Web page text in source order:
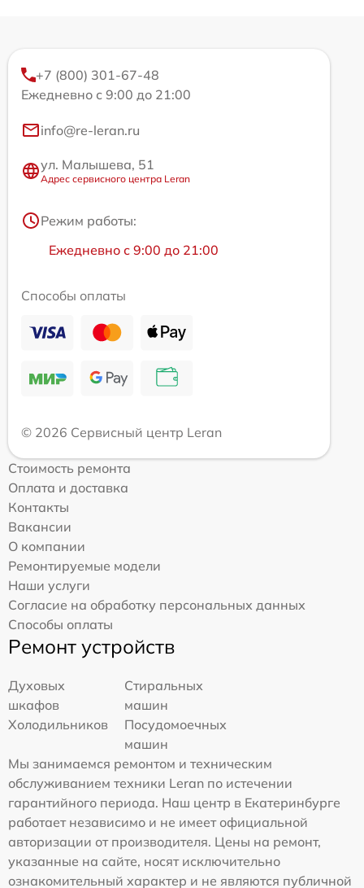
+7 (800) 301-67-48
Ежедневно с 9:00 до 21:00
info@re-leran.ru
ул. Малышева, 51
Адрес сервисного центра Leran
Режим работы:
Ежедневно с 9:00 до 21:00
Способы оплаты
© 2026 Сервисный центр Leran
Стоимость ремонта
Оплата и доставка
Контакты
Вакансии
О компании
Ремонтируемые модели
Наши услуги
Согласие на обработку персональных данных
Способы оплаты
Ремонт устройств
Духовых
шкафов
Стиральных
машин
Холодильников
Посудомоечных
машин
Мы занимаемся ремонтом и техническим
обслуживанием техники Leran по истечении
гарантийного периода. Наш центр в Екатеринбурге
работает независимо и не имеет официальной
авторизации от производителя. Цены на ремонт,
указанные на сайте, носят исключительно
ознакомительный характер и не являются публичной